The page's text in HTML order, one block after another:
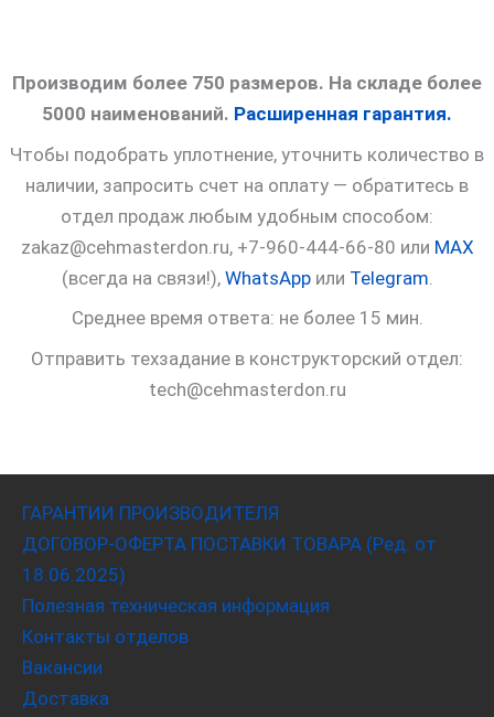
Производим более 750 размеров. На складе более
5000 наименований. Расширенная гарантия.
Чтобы подобрать уплотнение, уточнить количество в
наличии, запросить счет на оплату — обратитесь в
отдел продаж любым удобным способом:
zakaz@cehmasterdon.ru, +7-960-444-66-80 или MAX
(всегда на связи!), WhatsAppили Telegram
Среднее время ответа: не более 15 мин.
Отправить техзадание в конструкторский отдел:
tech@cehmasterdon.ru
ГАРАНТИИ ПРОИЗВОДИТЕЛЯ
ДОГОВОР-ОФЕРТА ПОСТАВКИ ТОВАРА (Ред. от
18.06.2025)
Полезная техническая информация
Контакты отделов
Вакансии
Доставка